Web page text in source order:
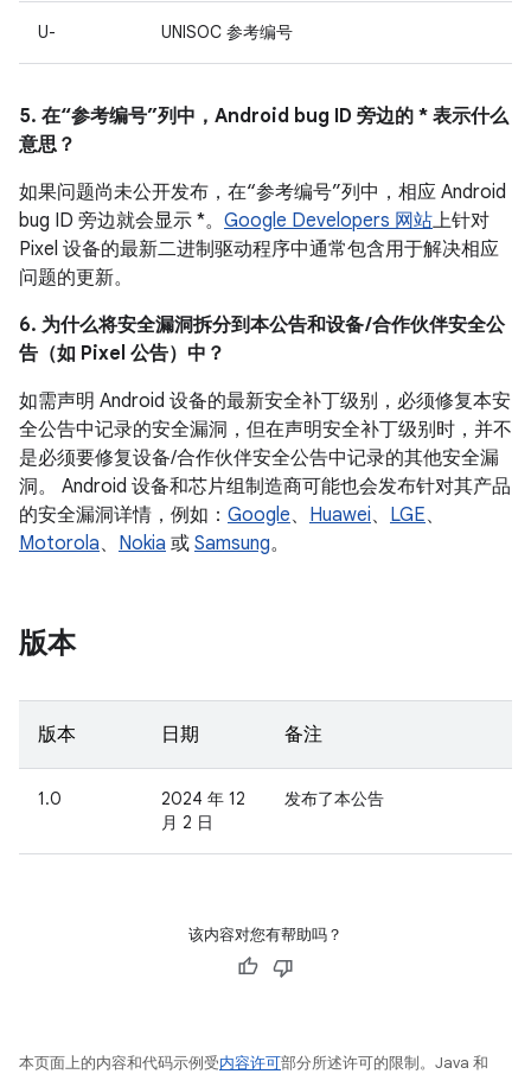
U- UNISOC 参考编号
5. 在“参考编号”列中，Android bug ID 旁边的 * 表示什么
意思？
如果问题尚未公开发布，在“参考编号”列中，相应 Android
bug ID 旁边就会显示 *。 Google Developers 网站上针对
Pixel 设备的最新二进制驱动程序中通常包含用于解决相应
问题的更新。
6. 为什么将安全漏洞拆分到本公告和设备 /合作伙伴安全公
告（如 Pixel 公告）中？
如需声明 Android 设备的最新安全补丁级别，必须修复本安
全公告中记录的安全漏洞，但在声明安全补丁级别时，并不
是必须要修复设备/合作伙伴安全公告中记录的其他安全漏
洞。 Android 设备和芯片组制造商可能也会发布针对其产品
的安全漏洞详情，例如： Google、 Huawei、 LGE、
Motorola、 Nokia 或 Samsung。
版本
版本 日期 备注
1.0
2024 年 12
月 2 日
发布了本公告
该内容对您有帮助吗？
本页面上的内容和代码示例受内容许可部分所述许可的限制。Java 和